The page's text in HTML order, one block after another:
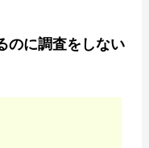
のに調査をしない